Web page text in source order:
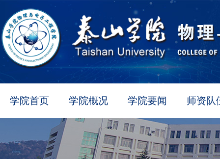
学院首页 学院概况 学院要闻 师资队